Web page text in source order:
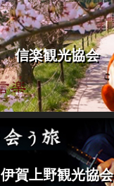
信楽観光協会
伊賀上野観光協会